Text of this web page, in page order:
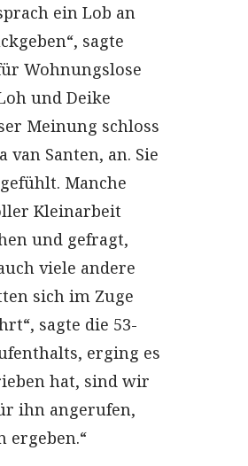
ein Lob an
sagte
Wohnungslose
und Deike
Meinung schloss
van Santen, an. Sie
Manche
Kleinarbeit
und gefragt,
viele andere
sich im Zuge
sagte die 53-
erging es
hat, sind wir
ihn angerufen,
ergeben.“